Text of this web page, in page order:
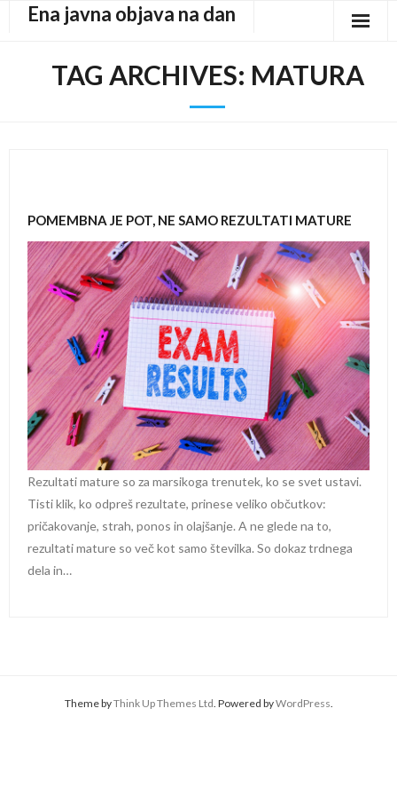
Ena javna objava na dan
TAG ARCHIVES: MATURA
POMEMBNA JE POT, NE SAMO REZULTATI MATURE
Rezultati mature so za marsikoga trenutek, ko se svet ustavi.
Tisti klik, ko odpreš rezultate, prinese veliko občutkov:
pričakovanje, strah, ponos in olajšanje. A ne glede na to,
rezultati mature so več kot samo številka. So dokaz trdnega
dela in…
Theme byThink Up Themes Ltd . Powered byWordPress